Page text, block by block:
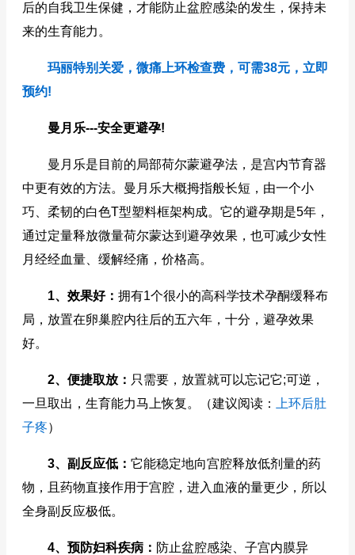
后的自我卫生保健，才能防止盆腔感染的发生，保持未
来的生育能力。
玛丽特别关爱，微痛上环检查费，可需38元，立即
预约!
曼月乐---安全更避孕!
曼月乐是目前的局部荷尔蒙避孕法，是宫内节育器
中更有效的方法。曼月乐大概拇指般长短，由一个小
巧、柔韧的白色T型塑料框架构成。它的避孕期是5年，
通过定量释放微量荷尔蒙达到避孕效果，也可减少女性
月经经血量、缓解经痛，价格高。
1、效果好： 拥有1个很小的高科学技术孕酮缓释布
局，放置在卵巢腔内往后的五六年，十分，避孕效果
好。
2、便捷取放： 只需要，放置就可以忘记它;可逆，
一旦取出，生育能力马上恢复。
（建议阅读：
上环后肚
子疼）
3、副反应低： 它能稳定地向宫腔释放低剂量的药
物，且药物直接作用于宫腔，进入血液的量更少，所以
全身副反应极低。
4、预防妇科疾病： 防止盆腔感染、子宫内膜异